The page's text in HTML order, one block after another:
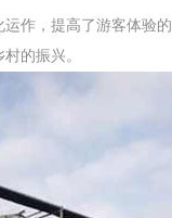
作，提高了游客体验
的振兴。